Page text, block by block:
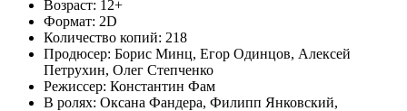
Возраст: 12+
Формат: 2D
Количество копий: 218
Продюсер: Борис Минц, Егор Одинцов, Алексей
Петрухин, Олег Степченко
Режиссер: Константин Фам
В ролях: Оксана Фандера, Филипп Янковский,